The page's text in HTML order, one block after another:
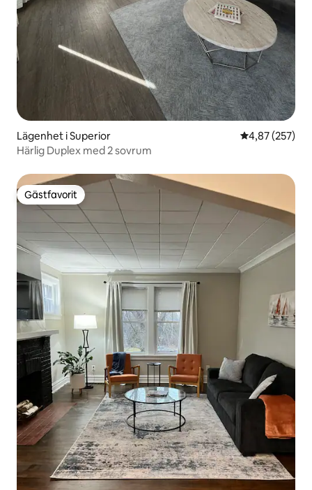
Lägenhet i Superior 4,87 av 5 i
4,87 (257)
Härlig Duplex med 2 sovrum
Gästfavorit
Gästfavorit